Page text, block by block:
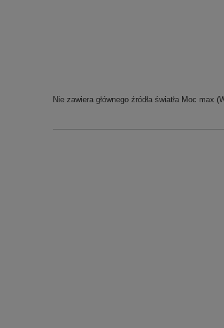
Nie zawiera głównego źródła światła Moc